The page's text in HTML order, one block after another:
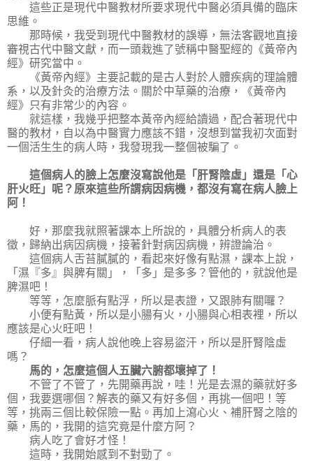
這些正是現代中醫教材所要求現代中醫必須具備的臨床
思維。
那時候，我受到現代中醫教材的誤導，無法客觀地直接
審視古代中醫文獻，而一頭栽進了號稱中醫聖經的《黃帝內
經》研究當中。
《黃帝內經》主要記載的是古人對於人體疾病的理論體
系，以及針灸的治療方法。關於中草藥的治療，《黃帝內
經》只有非常少的內容。
就這樣，我幾乎把整本黃帝內經給讀過，配合著現代中
醫的教材，自以為中醫實力應該不錯，沒想到當我初次面對
一個活生生的病人時，我發現我一整個被騙了。
這個病人的臉上怎麼沒寫說他是「肝腎陰虛」還是「心
肝火旺」呢？原來這些所謂病因病機，都沒有寫在病人臉上
阿！
好，那麼我就照著課本上所說的，具體分析病人的表
徵，歸納出病因病機，接著針對病因病機，辨證論治。
這個病人舌苔膩膩的，看起來好像有點濕，課本上說，
「濕『多』與脾有關」，「多」是多多？管他的，就說他是
脾濕吧！
等等，怎麼脈有點浮，所以是表證，又跟肺有關囉？
小便有點黃，所以是小腸有火，小腸與心相表裡，所以
應該是心火旺吧！
仔細一看，病人說他晚上容易盜汗，所以是肝腎陰虛
嗎？
馬的，怎麼這個人五臟六腑都壞掉了！
不管了不管了，先開藥再說，哇！光是去濕的藥就好多
個，我要選哪個？解表的藥又有好多個，再挑一個吧！等
等，挑兩三個比較保險一點。再加上瀉心火、補肝腎之陰的
藥，馬的，我開的這究竟是什麼方阿？
病人吃了會好才怪！
這時，我開始感到不對勁了。